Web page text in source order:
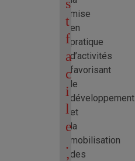
mise
en
pratique
d’activités
favorisant
le
développement
et
la
mobilisation
des
s
d
e
l
a
v
i
e
.